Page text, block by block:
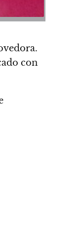
con